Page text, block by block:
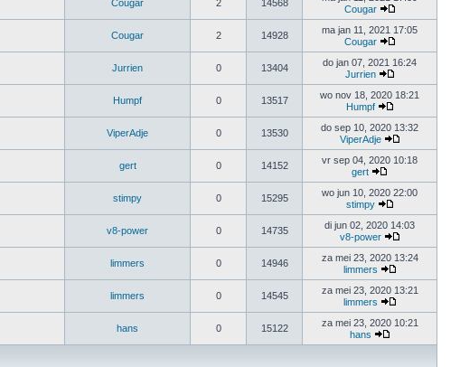
Cougar 2 14568
Cougar
Cougar 2 14928
ma jan 11, 2021 17:05
Cougar
Jurrien 0 13404
do jan 07, 2021 16:24
Jurrien
Humpf 0 13517
wo nov 18, 2020 18:21
Humpf
ViperAdje 0 13530
do sep 10, 2020 13:32
ViperAdje
gert 0 14152
vr sep 04, 2020 10:18
gert
stimpy 0 15295
wo jun 10, 2020 22:00
stimpy
v8-power 0 14735
di jun 02, 2020 14:03
v8-power
limmers 0 14946
za mei 23, 2020 13:24
limmers
limmers 0 14545
za mei 23, 2020 13:21
limmers
hans 0 15122
za mei 23, 2020 10:21
hans